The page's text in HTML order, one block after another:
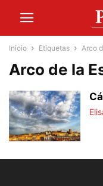
Inicio Etiquetas Arco
Arco de la